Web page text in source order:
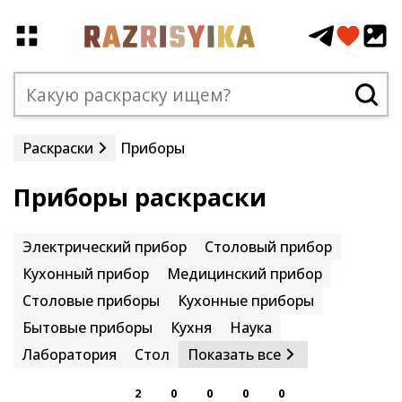
Раскраски Приборы
Приборы раскраски
Электрический прибор
Столовый прибор
Кухонный прибор
Медицинский прибор
Столовые приборы
Кухонные приборы
Бытовые приборы
Кухня
Наука
Лаборатория
Стол Показать все
2 0 0 0 0